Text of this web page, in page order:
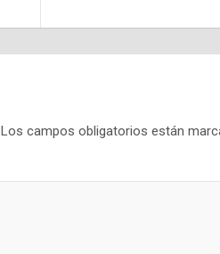
Los campos obligatorios están